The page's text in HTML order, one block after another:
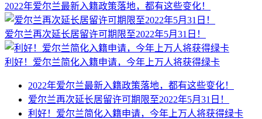
2022年爱尔兰最新入籍政策落地，都有这些变化！
爱尔兰再次延长居留许可期限至2022年5月31日！
利好！爱尔兰简化入籍申请，今年上万人将获得绿卡
2022年爱尔兰最新入籍政策落地，都有这些变化！
爱尔兰再次延长居留许可期限至2022年5月31日！
利好！爱尔兰简化入籍申请，今年上万人将获得绿卡